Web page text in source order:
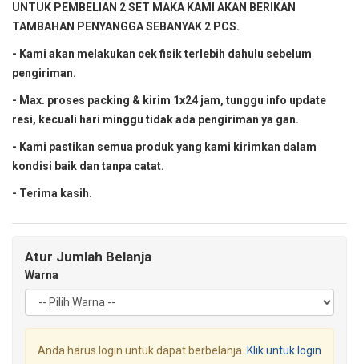
UNTUK PEMBELIAN 2 SET MAKA KAMI AKAN BERIKAN
TAMBAHAN PENYANGGA SEBANYAK 2 PCS.
- Kami akan melakukan cek fisik terlebih dahulu sebelum
pengiriman.
- Max. proses packing & kirim 1x24 jam, tunggu info update
resi, kecuali hari minggu tidak ada pengiriman ya gan.
- Kami pastikan semua produk yang kami kirimkan dalam
kondisi baik dan tanpa catat.
- Terima kasih.
Atur Jumlah Belanja
Warna
Anda harus login untuk dapat berbelanja. Klik untuk login